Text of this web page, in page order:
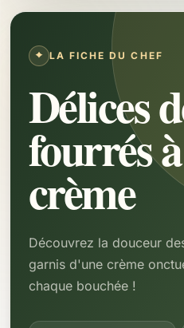
LA FICHE DU CHEF
Délices
fourrés
crème
Découvrez la douceur
garnis d'une crème
chaque bouchée !